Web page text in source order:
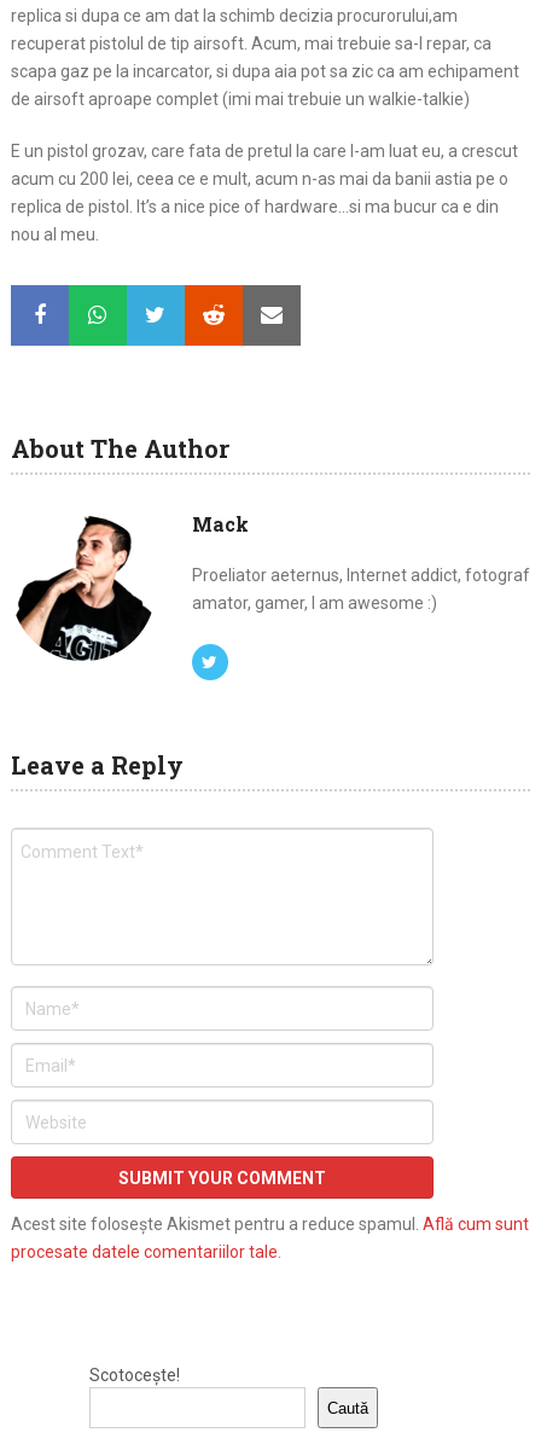
replica si dupa ce am dat la schimb decizia procurorului,am
recuperat pistolul de tip airsoft. Acum, mai trebuie sa-l repar, ca
scapa gaz pe la incarcator, si dupa aia pot sa zic ca am echipament
de airsoft aproape complet (imi mai trebuie un walkie-talkie)
E un pistol grozav, care fata de pretul la care l-am luat eu, a crescut
acum cu 200 lei, ceea ce e mult, acum n-as mai da banii astia pe o
replica de pistol. It’s a nice pice of hardware…si ma bucur ca e din
nou al meu.
About The Author
Mack
Proeliator aeternus, Internet addict, fotograf
amator, gamer, I am awesome :)
Leave a Reply
Acest site folosește Akismet pentru a reduce spamul. Află cum sunt
procesate datele comentariilor tale
Scotocește!
Caută